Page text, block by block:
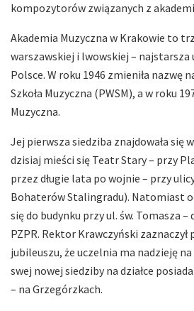
kompozytorów związanych z
Akademia Muzyczna w Krakowie to
warszawskiej i lwowskiej – najstarsza
Polsce. W roku 1946 zmieniła nazwę
Szkoła Muzyczna (PWSM), a w roku
Muzyczna.
Jej pierwsza siedziba znajdowała się
dzisiaj mieści się Teatr Stary – przy
przez długie lata po wojnie – przy
Bohaterów Stalingradu). Natomiast
się do budynku przy ul. św. Tomasza –
PZPR. Rektor Krawczyński
jubileuszu, że uczelnia ma nadzieję
swej nowej siedziby na działce
– na Grzegórzkach.